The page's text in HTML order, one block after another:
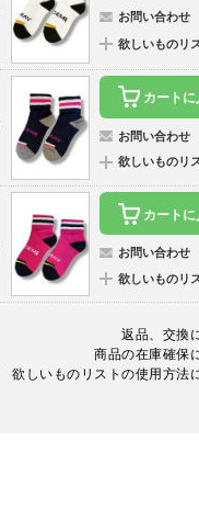
お問い合わせ
欲しいものリ
カートに
お問い合わせ
欲しいものリ
カートに
お問い合わせ
欲しいものリ
返品、交換
商品の在庫確保
欲しいものリストの使用方法